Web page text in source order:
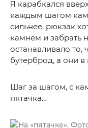
Я карабкался
каждым шагом
сильнее, рюкзак
камнем и забрать
останавливало то,
бутерброд, а они
Шаг за шагом, с
пятачка…